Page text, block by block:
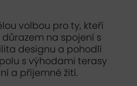
volbou pro ty, kteří
na spojení s
designu a pohodlí
s výhodami terasy
a příjemné žití.